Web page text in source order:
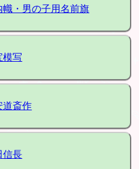
幟・男の子用名前旗
模写
道斎作
信長